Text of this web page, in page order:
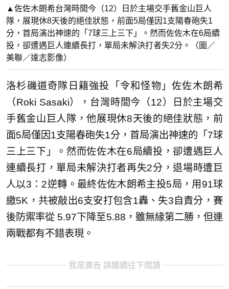
▲佐佐木朗希台灣時間今（12）日於主場交手舊金山巨人
隊，展現休8天後的絕佳狀態，前面5局僅因1支陽春砲失1
分，首局演出神速的「7球三上三下」。然而佐佐木在6局續
投，卻遭遇巨人連續長打，單局未解決打者失2分。（圖／
美聯／達志影像）
洛杉磯道奇隊日籍強投「令和怪物」佐佐木朗希
（Roki Sasaki），台灣時間今（12）日於主場交
手舊金山巨人隊，他展現休8天後的絕佳狀態，前
面5局僅因1支陽春砲失1分，首局演出神速的「7球
三上三下」。然而佐佐木在6局續投，卻遭遇巨人
連續長打，單局未解決打者再失2分，退場時遭巨
人以3：2逆轉。最終佐佐木朗希主投5局，用91球
繳5K，共被敲出6支安打包含1轟、失3自責分，賽
後防禦率從 5.97下降至5.88，雖無緣第二勝，但連
兩戰都有不錯表現。
我是廣告 請繼續往下閱讀